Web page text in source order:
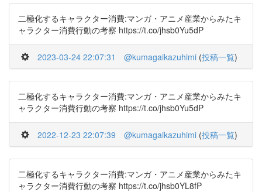
二極化するキャラクター消費:マンガ・アニメ産業からみたキ
ャラクター消費行動の考察 https://t.co/jhsb0Yu5dP
2023-03-24 22:07:31 @kumagaikazuhimi (投稿一覧)
二極化するキャラクター消費:マンガ・アニメ産業からみたキ
ャラクター消費行動の考察 https://t.co/jhsb0Yu5dP
2022-12-23 22:07:39 @kumagaikazuhimi (投稿一覧)
二極化するキャラクター消費:マンガ・アニメ産業からみたキ
ャラクター消費行動の考察 https://t.co/jhsb0YL8fP